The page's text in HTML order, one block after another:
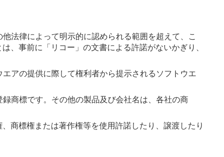
法律によって明示的に認められる範囲を超えて、こ
、事前に「リコー」の文書による許諾がないかぎり、
アの提供に際して権利者から提示されるソフトウエ
商標です。その他の製品及び会社名は、各社の商
商標権または著作権等を使用許諾したり、譲渡したり